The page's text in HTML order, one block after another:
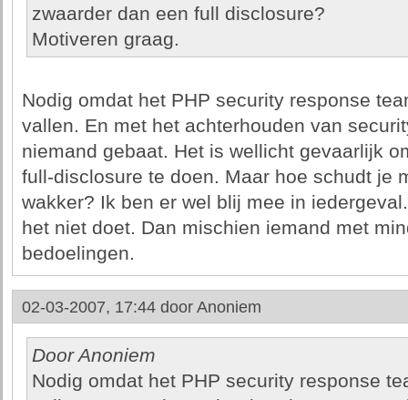
zwaarder dan een full disclosure?
Motiveren graag.
Nodig omdat het PHP security response
vallen. En met het achterhouden van
niemand gebaat. Het is wellicht gevaarlijk
full-disclosure te doen. Maar hoe schudt je
wakker? Ik ben er wel blij mee in
het niet doet. Dan mischien iemand met
bedoelingen.
02-03-2007, 17:44 door Anoniem
Door Anoniem
Nodig omdat het PHP security response